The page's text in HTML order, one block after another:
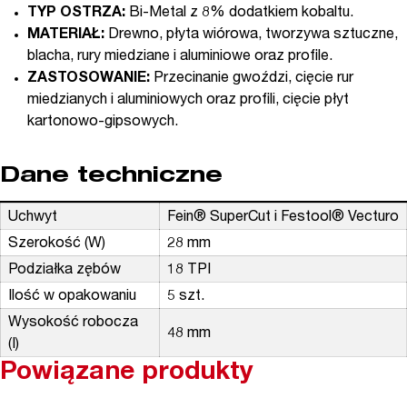
TYP OSTRZA: Bi-Metal z 8% dodatkiem kobaltu.
MATERIAŁ: Drewno, płyta wiórowa, tworzywa sztuczne,
blacha, rury miedziane i aluminiowe oraz profile.
ZASTOSOWANIE: Przecinanie gwoździ, cięcie rur
miedzianych i aluminiowych oraz profili, cięcie płyt
kartonowo-gipsowych.
Dane techniczne
Uchwyt
Fein® SuperCut i Festool® Vecturo
Szerokość (W)
28 mm
Podziałka zębów
18 TPI
Ilość w opakowaniu
5 szt.
Wysokość robocza
(I)
48 mm
Powiązane produkty